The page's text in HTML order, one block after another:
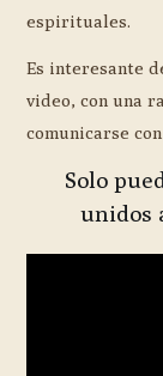
espirituales.
Es interesante
video, con una
comunicarse
Solo
unidos